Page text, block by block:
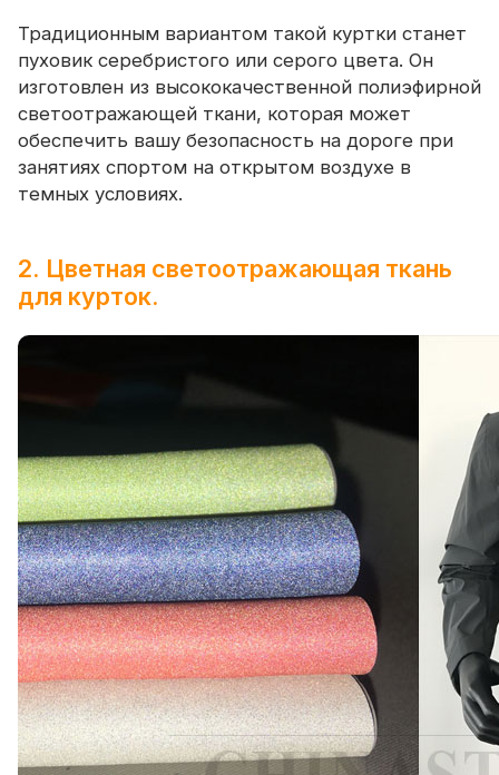
Традиционным вариантом такой куртки станет
пуховик серебристого или серого цвета. Он
изготовлен из высококачественной полиэфирной
светоотражающей ткани, которая может
обеспечить вашу безопасность на дороге при
занятиях спортом на открытом воздухе в
темных условиях.
2. Цветная светоотражающая ткань
для курток.